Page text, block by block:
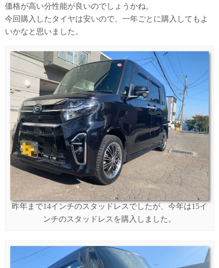
価格が高い分性能が良いのでしょうかね。
今回購入したタイヤは安いので、一年ごとに購入してもよ
いかなと思いました。
昨年まで14インチのスタッドレスでしたが、今年は15イ
ンチのスタッドレスを購入しました。